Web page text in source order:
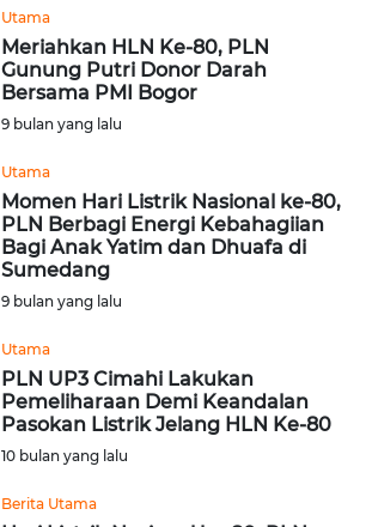
Utama
Meriahkan HLN Ke-80, PLN
Gunung Putri Donor Darah
Bersama PMI Bogor
9 bulan yang lalu
Utama
Momen Hari Listrik Nasional ke-80,
PLN Berbagi Energi Kebahagiian
Bagi Anak Yatim dan Dhuafa di
Sumedang
9 bulan yang lalu
Utama
PLN UP3 Cimahi Lakukan
Pemeliharaan Demi Keandalan
Pasokan Listrik Jelang HLN Ke-80
10 bulan yang lalu
Berita Utama